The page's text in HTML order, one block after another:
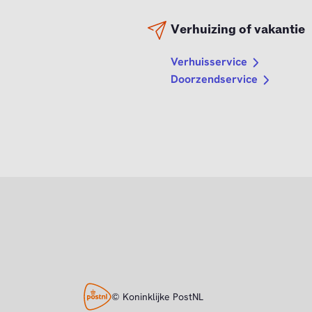
Verhuizing of vakantie
Verhuisservice
Doorzendservice
© Koninklijke PostNL